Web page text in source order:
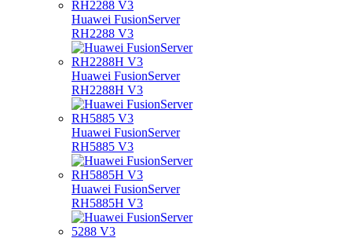
Huawei FusionServer
RH2288 V3
Huawei FusionServer
RH2288H V3
Huawei FusionServer
RH5885 V3
Huawei FusionServer
RH5885H V3